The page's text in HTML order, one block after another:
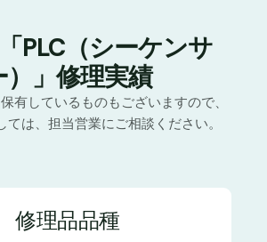
PLC（シーケンサ
）」修理実績
有しているものもございますので、
ては、担当営業にご相談ください。
修理品品種